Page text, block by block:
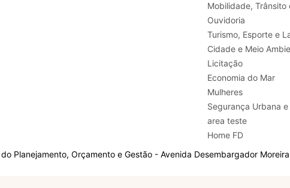
Mobilidade, Trânsito
Ouvidoria
Turismo,
Cidade e Meio
Licitação
Economia do Mar
Mulheres
Segurança Urbana
area teste
Home FD
Planejamento, Orçamento e Gestão - Avenida Desembargador